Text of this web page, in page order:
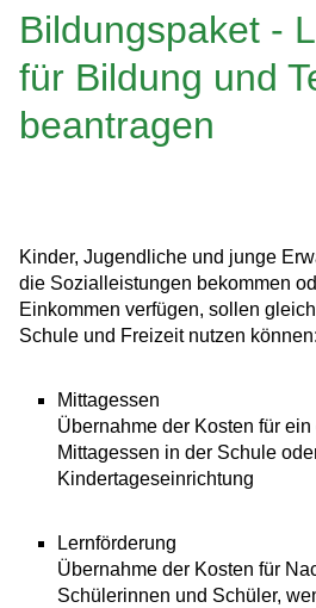
Bildungspaket -
für Bildung und
beantragen
Kinder, Jugendliche und junge
die Sozialleistungen bekommen
Einkommen verfügen, sollen
Schule und Freizeit nutzen können:
Mittagessen
Übernahme der Kosten für
Mittagessen in der Schule
Kindertageseinrichtung
Lernförderung
Übernahme der Kosten für
Schülerinnen und Schüler,